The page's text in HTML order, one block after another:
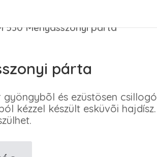
Menyasszonyi párta
párta
gyöngybõl és ezüstösen csillogó
kézzel készült esküvõi hajdísz.